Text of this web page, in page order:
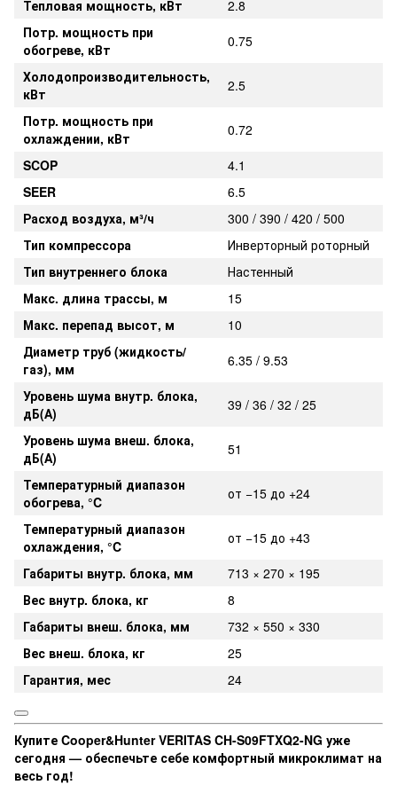
Тепловая мощность, кВт
2.8
Потр. мощность при
обогреве, кВт
0.75
Холодопроизводительность,
кВт
2.5
Потр. мощность при
охлаждении, кВт
0.72
SCOP
4.1
SEER
6.5
Расход воздуха, м³/ч
300 / 390 / 420 / 500
Тип компрессора
Инверторный роторный
Тип внутреннего блока
Настенный
Макс. длина трассы, м
15
Макс. перепад высот, м
10
Диаметр труб (жидкость/
газ), мм
6.35 / 9.53
Уровень шума внутр. блока,
дБ(А)
39 / 36 / 32 / 25
Уровень шума внеш. блока,
дБ(А)
51
Температурный диапазон
обогрева, °C
от −15 до +24
Температурный диапазон
охлаждения, °C
от −15 до +43
Габариты внутр. блока, мм
713 × 270 × 195
Вес внутр. блока, кг
8
Габариты внеш. блока, мм
732 × 550 × 330
Вес внеш. блока, кг
25
Гарантия, мес
24
Купите Cooper&Hunter VERITAS CH-S09FTXQ2-NG уже
сегодня — обеспечьте себе комфортный микроклимат на
весь год!